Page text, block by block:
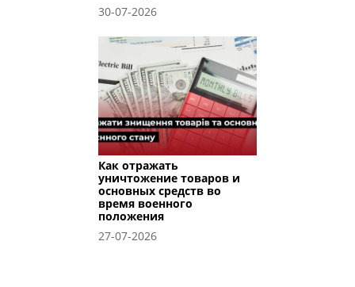
30-07-2026
Как отражать
уничтожение товаров и
основных средств во
время военного
положения
27-07-2026